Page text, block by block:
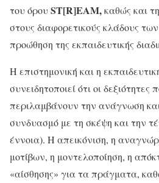
του όρουST[R]EAM,καθώς και
στους διαφορετικούς κλάδους
προώθηση της εκπαιδευτικής
Η επιστημονική και η
συνειδητοποιεί ότι οι
περιλαμβάνουν την ανάγνωση
συνδυασμό με τη σκέψη και την
έννοια). Η απεικόνιση, η
μοτίβων, η μοντελοποίηση, η
«αίσθησης» για τα πράγματα,